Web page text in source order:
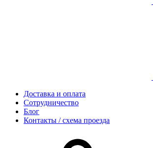
Доставка и оплата
Сотрудничество
Блог
Контакты / схема проезда